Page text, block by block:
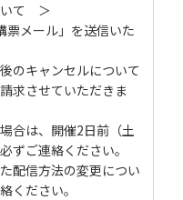
て ＞
メール」を送信いた
のキャンセルについて
求させていただきま
合は、開催2日前（土
ずご連絡ください。
配信方法の変更につい
ください。